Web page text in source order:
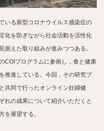
いる新型コロナウイルス感染症の
化を防ぎながら社会活動を活性化
据えた取り組みが進みつつある。
COIプログラムに参画し，食と健康
推進している。今回，その研究プ
共同で行ったオンライン妊婦健
れの成果について紹介いただくと
を展望する。